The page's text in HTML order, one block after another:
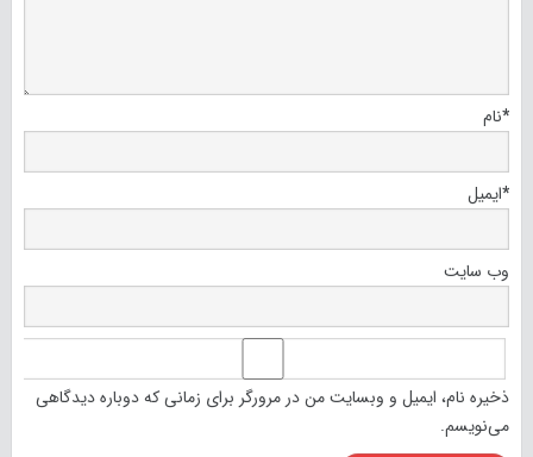
نام*
ایمیل*
وب‌ سایت
ذخیره نام، ایمیل و وبسایت من در مرورگر برای زمانی که دوباره دیدگاهی
می‌نویسم.